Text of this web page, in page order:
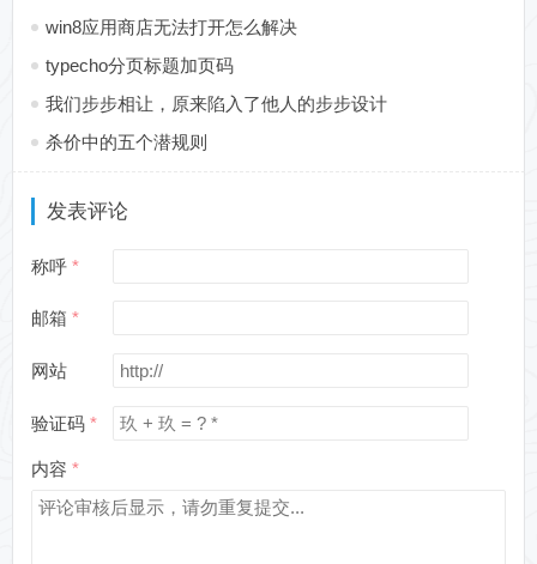
win8应用商店无法打开怎么解决
typecho分页标题加页码
我们步步相让，原来陷入了他人的步步设计
杀价中的五个潜规则
发表评论
称呼
邮箱
网站
验证码
内容